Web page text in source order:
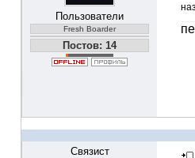
Пользователи
Fresh Boarder
Постов: 14
Связист